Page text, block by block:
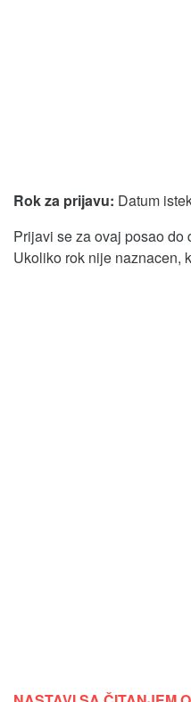
Rok za prijavu: Datum
Prijavi se za ovaj posao do
Ukoliko rok nije naznacen,